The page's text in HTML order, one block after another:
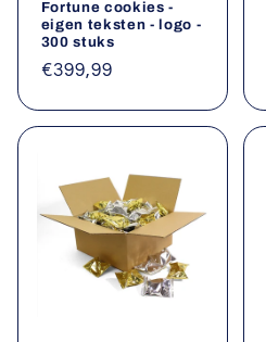
Fortune cookies -
eigen teksten - logo -
300 stuks
Normale
€399,99